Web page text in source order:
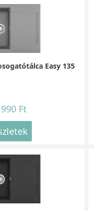
Easy 135
Ft